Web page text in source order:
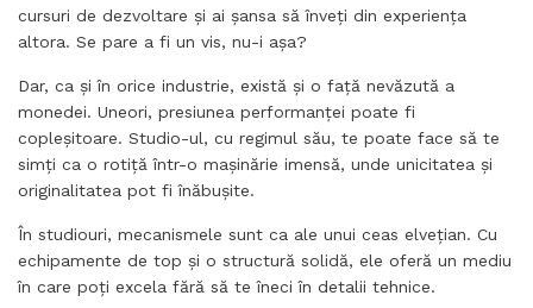
cursuri de dezvoltare și ai șansa să înveți din experiența
altora. Se pare a fi un vis, nu-i așa?
Dar, ca și în orice industrie, există și o față nevăzută a
monedei. Uneori, presiunea performanței poate fi
copleșitoare. Studio-ul, cu regimul său, te poate face să te
simți ca o rotiță într-o mașinărie imensă, unde unicitatea și
originalitatea pot fi înăbușite.
În studiouri, mecanismele sunt ca ale unui ceas elvețian. Cu
echipamente de top și o structură solidă, ele oferă un mediu
în care poți excela fără să te îneci în detalii tehnice.